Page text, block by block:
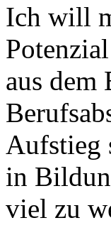
Ich will
aus dem
Aufstieg
in
viel zu